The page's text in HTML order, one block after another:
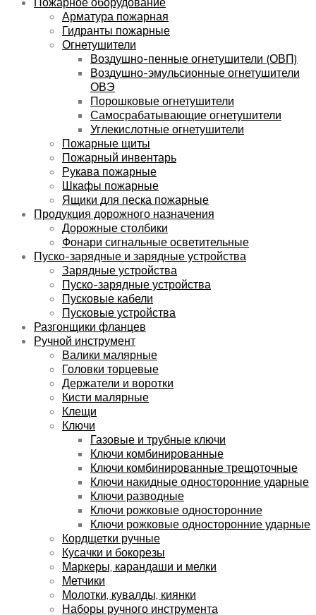
Арматура пожарная
Гидранты пожарные
Огнетушители
Воздушно-пенные огнетушители (ОВП)
Воздушно-эмульсионные огнетушители
ОВЭ
Порошковые огнетушители
Самосрабатывающие огнетушители
Углекислотные огнетушители
Пожарные щиты
Пожарный инвентарь
Рукава пожарные
Шкафы пожарные
Ящики для песка пожарные
Продукция дорожного назначения
Дорожные столбики
Фонари сигнальные осветительные
Пуско-зарядные и зарядные устройства
Зарядные устройства
Пуско-зарядные устройства
Пусковые кабели
Пусковые устройства
Разгонщики фланцев
Ручной инструмент
Валики малярные
Головки торцевые
Держатели и воротки
Кисти малярные
Клещи
Ключи
Газовые и трубные ключи
Ключи комбинированные
Ключи комбинированные трещоточные
Ключи накидные односторонние ударные
Ключи разводные
Ключи рожковые односторонние
Ключи рожковые односторонние ударные
Кордщетки ручные
Кусачки и бокорезы
Маркеры, карандаши и мелки
Метчики
Молотки, кувалды, киянки
Наборы ручного инструмента